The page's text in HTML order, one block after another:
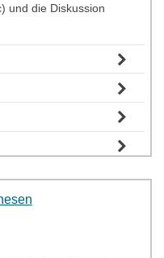
und die Diskussion